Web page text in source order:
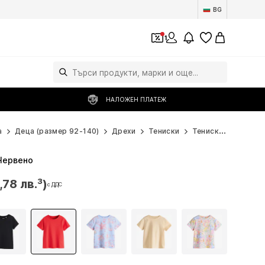
BG
1
НАЛОЖЕН ПЛАТЕЖ
Деца (размер 92-140) Дрехи Тениски Тениски с къси ръкави
лв.³)с ДДС
лв.³)